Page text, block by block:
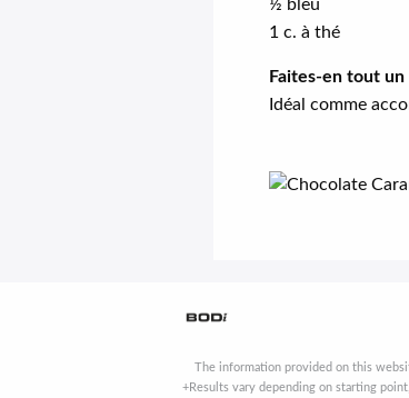
½ bleu
1 c. à thé
Faites-en tout
Idéal comme
The information provided on this
+Results vary depending on starting